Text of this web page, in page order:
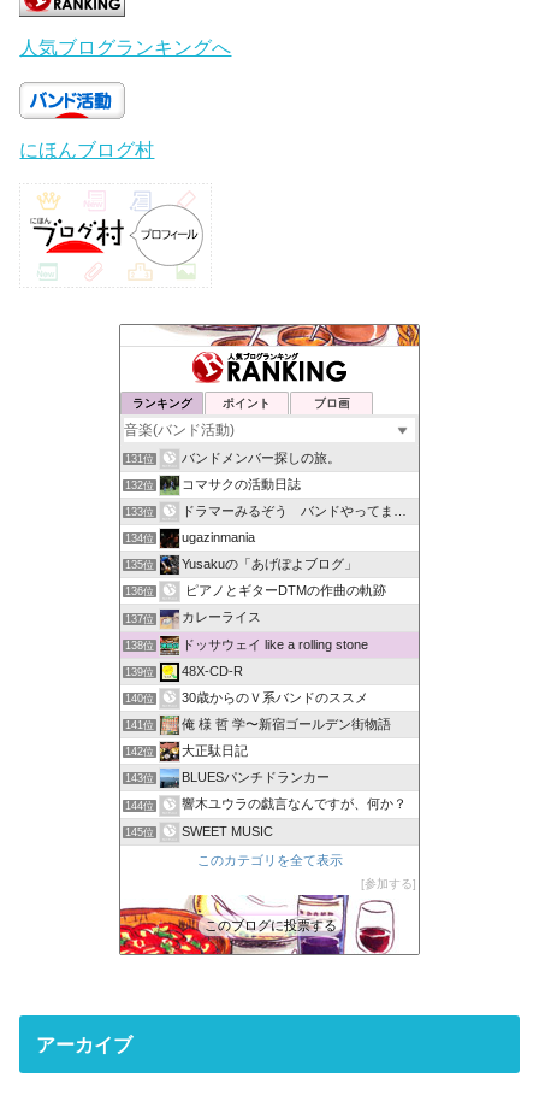
人気ブログランキングへ
にほんブログ村
ランキング ポイント ブロ画
131位 バンドメンバー探しの旅。
132位 コマサクの活動日誌
133位 ドラマーみるぞう バンドやってまするぅ
134位 ugazinmania
135位 Yusakuの「あげぽよブログ」
136位 ピアノとギターDTMの作曲の軌跡
137位 カレーライス
138位 ドッサウェイ like a rolling stone
139位 48X-CD-R
140位 30歳からのＶ系バンドのススメ
141位 俺 様 哲 学〜新宿ゴールデン街物語
142位 大正駄日記
143位 BLUESパンチドランカー
144位 響木ユウラの戯言なんですが、何か？
145位 SWEET MUSIC
このカテゴリを全て表示
参加する
このブログに投票する
アーカイブ